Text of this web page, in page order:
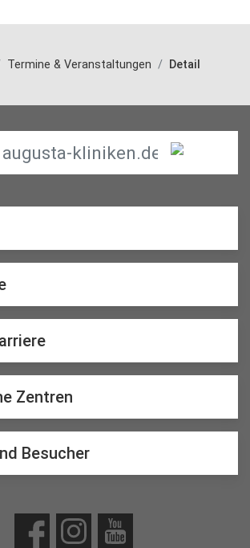
Termine & Veranstaltungen Detail
Zentren
Besucher